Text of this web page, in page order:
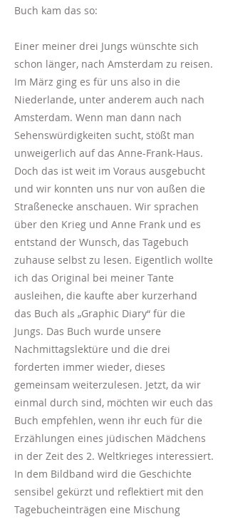
Buch kam das so:
Einer meiner drei Jungs wünschte sich
schon länger, nach Amsterdam zu reisen.
Im März ging es für uns also in die
Niederlande, unter anderem auch nach
Amsterdam. Wenn man dann nach
Sehenswürdigkeiten sucht, stößt man
unweigerlich auf das Anne-Frank-Haus.
Doch das ist weit im Voraus ausgebucht
und wir konnten uns nur von außen die
Straßenecke anschauen. Wir sprachen
über den Krieg und Anne Frank und es
entstand der Wunsch, das Tagebuch
zuhause selbst zu lesen. Eigentlich wollte
ich das Original bei meiner Tante
ausleihen, die kaufte aber kurzerhand
das Buch als „Graphic Diary“ für die
Jungs. Das Buch wurde unsere
Nachmittagslektüre und die drei
forderten immer wieder, dieses
gemeinsam weiterzulesen. Jetzt, da wir
einmal durch sind, möchten wir euch das
Buch empfehlen, wenn ihr euch für die
Erzählungen eines jüdischen Mädchens
in der Zeit des 2. Weltkrieges interessiert.
In dem Bildband wird die Geschichte
sensibel gekürzt und reflektiert mit den
Tagebucheinträgen eine Mischung